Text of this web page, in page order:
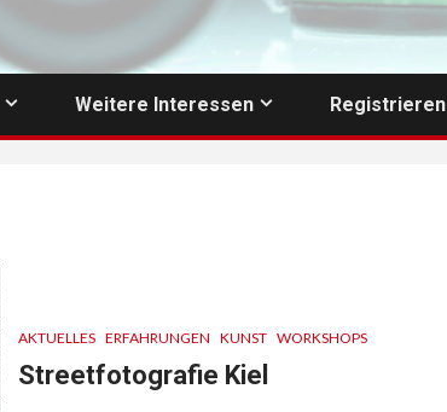
Weitere Interessen Registrieren
AKTUELLES ERFAHRUNGEN KUNST WORKSHOPS
Streetfotografie Kiel